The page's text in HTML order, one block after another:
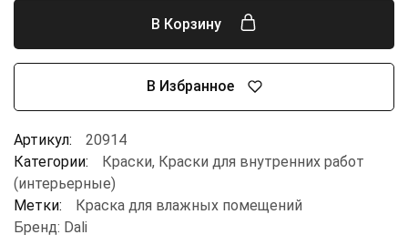
В Корзину
В Избранное
Артикул:
20914
Категории:
Краски, Краски для внутренних работ
(интерьерные)
Метки:
Краска для влажных помещений
Бренд: Dali